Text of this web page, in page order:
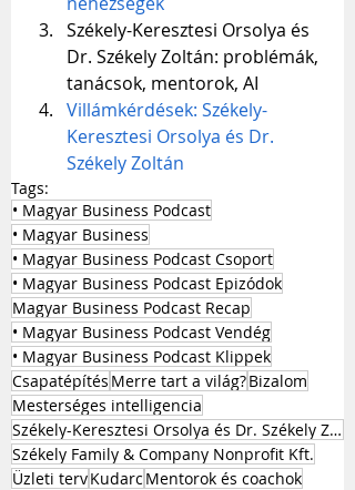
Székely-Keresztesi Orsolya és
Dr. Székely Zoltán: problémák,
tanácsok, mentorok, AI
Villámkérdések: Székely-
Keresztesi Orsolya és Dr.
Székely Zoltán
Tags:
• Magyar Business Podcast
• Magyar Business
• Magyar Business Podcast Csoport
• Magyar Business Podcast Epizódok
Magyar Business Podcast Recap
• Magyar Business Podcast Vendég
• Magyar Business Podcast Klippek
Csapatépítés Merre tart a világ?Bizalom
Mesterséges intelligencia
Székely-Keresztesi Orsolya és Dr. Székely Zoltán
Székely Family & Company Nonprofit Kft.
Üzleti tervKudarc Mentorok és coachok